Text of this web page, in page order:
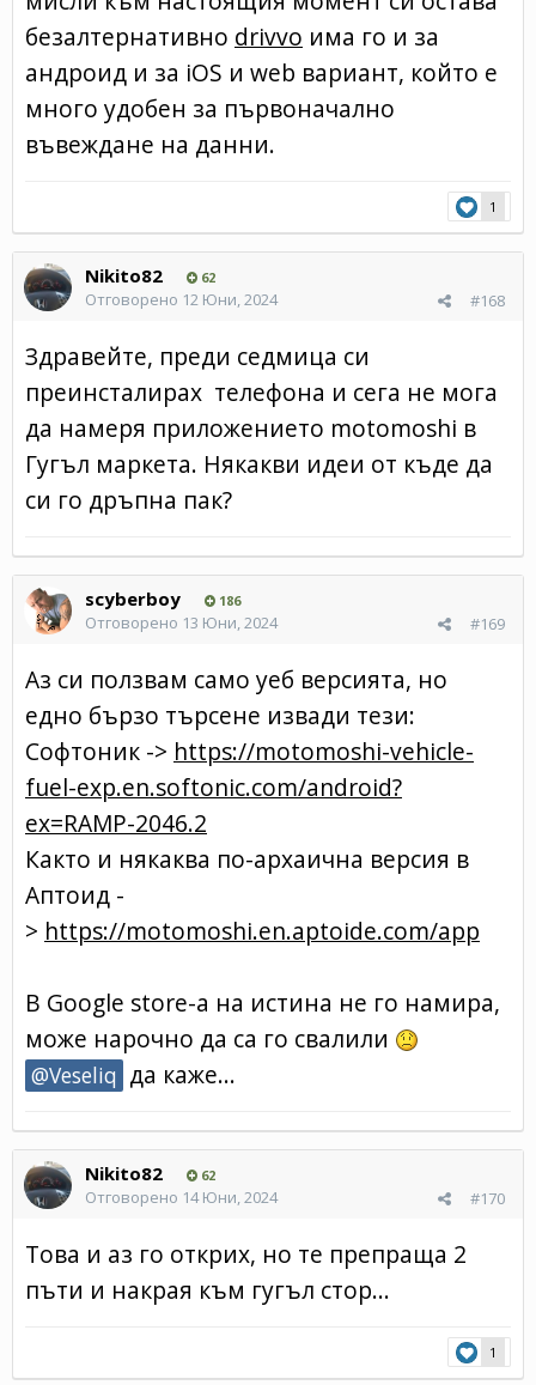
безалтернативно drivvo има го и за
андроид и за iOS и web вариант, който е
много удобен за първоначално
въвеждане на данни.
1
Nikito82 62
#168
Отговорено 12 Юни, 2024
Здравейте, преди седмица си
преинсталирах телефона и сега не мога
да намеря приложението motomoshi в
Гугъл маркета. Някакви идеи от къде да
си го дръпна пак?
scyberboy 186
#169
Отговорено 13 Юни, 2024
Аз си ползвам само уеб версията, но
едно бързо търсене извади тези:
Софтоник -> https://motomoshi-vehicle-
fuel-exp.en.softonic.com/android?
ex=RAMP-2046.2
Както и някаква по-архаична версия в
Аптоид -
> https://motomoshi.en.aptoide.com/app
В Google store-a на истина не го намира,
може нарочно да са го свалили
@Veseliq да каже...
Nikito82 62
#170
Отговорено 14 Юни, 2024
Това и аз го открих, но те препраща 2
пъти и накрая към гугъл стор...
1